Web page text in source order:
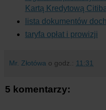
Kartą Kredytową
lista dokumentów
taryfa opłat i prowizji
Mr. Złotówa o godz.: 11:31
5 komentarzy: